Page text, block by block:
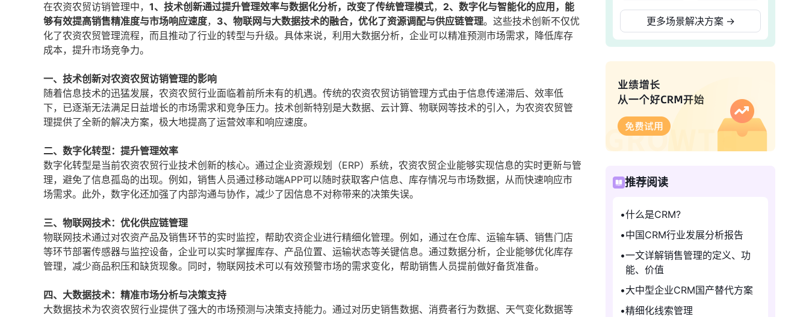
在农资农贸访销管理中， 1、技术创新通过提升管理效率与数据化分析，改变了传统管理模式， 2、数字化与智能化的应用，能
够有效提高销售精准度与市场响应速度， 3、物联网与大数据技术的融合，优化了资源调配与供应链管理。这些技术创新不仅优
化了农资农贸管理流程，而且推动了行业的转型与升级。具体来说，利用大数据分析，企业可以精准预测市场需求，降低库存
成本，提升市场竞争力。
一、技术创新对农资农贸访销管理的影响
随着信息技术的迅猛发展，农资农贸行业面临着前所未有的机遇。传统的农资农贸访销管理方式由于信息传递滞后、效率低
下，已逐渐无法满足日益增长的市场需求和竞争压力。技术创新特别是大数据、云计算、物联网等技术的引入，为农资农贸管
理提供了全新的解决方案，极大地提高了运营效率和响应速度。
二、数字化转型：提升管理效率
数字化转型是当前农资农贸行业技术创新的核心。通过企业资源规划（ERP）系统，农资农贸企业能够实现信息的实时更新与管
理，避免了信息孤岛的出现。例如，销售人员通过移动端APP可以随时获取客户信息、库存情况与市场数据，从而快速响应市
场需求。此外，数字化还加强了内部沟通与协作，减少了因信息不对称带来的决策失误。
三、物联网技术：优化供应链管理
物联网技术通过对农资产品及销售环节的实时监控，帮助农资企业进行精细化管理。例如，通过在仓库、运输车辆、销售门店
等环节部署传感器与监控设备，企业可以实时掌握库存、产品位置、运输状态等关键信息。通过数据分析，企业能够优化库存
管理，减少商品积压和缺货现象。同时，物联网技术可以有效预警市场的需求变化，帮助销售人员提前做好备货准备。
四、大数据技术：精准市场分析与决策支持
大数据技术为农资农贸行业提供了强大的市场预测与决策支持能力。通过对历史销售数据、消费者行为数据、天气变化数据等
更多场景解决方案 →
推荐阅读
什么是CRM?
中国CRM行业发展分析报告
一文详解销售管理的定义、功
能、价值
大中型企业CRM国产替代方案
精细化线索管理